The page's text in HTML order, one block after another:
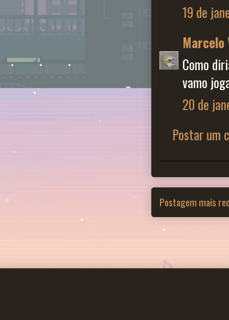
19 de
Marcelo
Como
vamo
20 de
Postar um
Postagem mais